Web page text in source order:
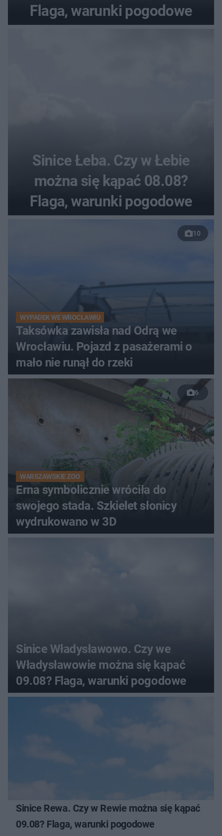
Flaga, warunki pogodowe
Sinice Łeba. Czy w Łebie
można się kąpać 08.08?
Flaga, warunki pogodowe
10
WYPADEK WE WROCŁAWIU
Taksówka zawisła nad Odrą we
Wrocławiu. Pojazd z pasażerami o
mało nie runął do rzeki
6
WARSZAWSKIE ZOO
Erna symbolicznie wróciła do
swojego stada. Szkielet słonicy
wydrukowano w 3D
Sinice Władysławowo. Czy we
Władysławowie można się kąpać
09.08? Flaga, warunki pogodowe
Sinice Rewa. Czy w Rewie można się kąpać
09.08? Flaga, warunki pogodowe